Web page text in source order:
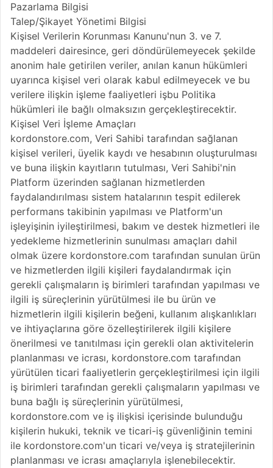
Pazarlama Bilgisi
Talep/Şikayet Yönetimi Bilgisi
Kişisel Verilerin Korunması Kanunu'nun 3. ve 7.
maddeleri dairesince, geri döndürülemeyecek şekilde
anonim hale getirilen veriler, anılan kanun hükümleri
uyarınca kişisel veri olarak kabul edilmeyecek ve bu
verilere ilişkin işleme faaliyetleri işbu Politika
hükümleri ile bağlı olmaksızın gerçekleştirecektir.
Kişisel Veri İşleme Amaçları
kordonstore.com, Veri Sahibi tarafından sağlanan
kişisel verileri, üyelik kaydı ve hesabının oluşturulması
ve buna ilişkin kayıtların tutulması, Veri Sahibi'nin
Platform üzerinden sağlanan hizmetlerden
faydalandırılması sistem hatalarının tespit edilerek
performans takibinin yapılması ve Platform'un
işleyişinin iyileştirilmesi, bakım ve destek hizmetleri ile
yedekleme hizmetlerinin sunulması amaçları dahil
olmak üzere kordonstore.com tarafından sunulan ürün
ve hizmetlerden ilgili kişileri faydalandırmak için
gerekli çalışmaların iş birimleri tarafından yapılması ve
ilgili iş süreçlerinin yürütülmesi ile bu ürün ve
hizmetlerin ilgili kişilerin beğeni, kullanım alışkanlıkları
ve ihtiyaçlarına göre özelleştirilerek ilgili kişilere
önerilmesi ve tanıtılması için gerekli olan aktivitelerin
planlanması ve icrası, kordonstore.com tarafından
yürütülen ticari faaliyetlerin gerçekleştirilmesi için ilgili
iş birimleri tarafından gerekli çalışmaların yapılması ve
buna bağlı iş süreçlerinin yürütülmesi,
kordonstore.com ve iş ilişkisi içerisinde bulunduğu
kişilerin hukuki, teknik ve ticari-iş güvenliğinin temini
ile kordonstore.com'un ticari ve/veya iş stratejilerinin
planlanması ve icrası amaçlarıyla işlenebilecektir.